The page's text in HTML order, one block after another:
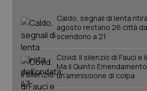
Caldo, segnali di lenta
agosto restano 26 città
scendono a 21
Covid. Il silenzio di Fauci e
Ma il Quinto
un’ammissione di colpa
_ga